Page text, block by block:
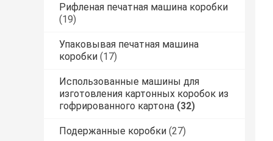
Рифленая печатная машина коробки
(19)
Упаковывая печатная машина
коробки (17)
Использованные машины для
изготовления картонных коробок из
гофрированного картона (32)
Подержанные коробки (27)